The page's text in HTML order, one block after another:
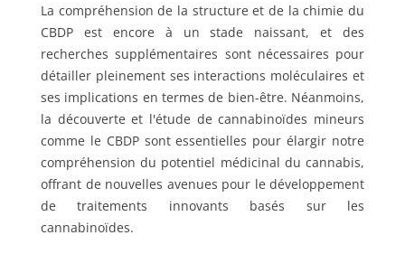
La compréhension de la structure et de la chimie du
CBDP est encore à un stade naissant, et des
recherches supplémentaires sont nécessaires pour
détailler pleinement ses interactions moléculaires et
ses implications en termes de bien-être. Néanmoins,
la découverte et l'étude de cannabinoïdes mineurs
comme le CBDP sont essentielles pour élargir notre
compréhension du potentiel médicinal du cannabis,
offrant de nouvelles avenues pour le développement
de traitements innovants basés sur les
cannabinoïdes.